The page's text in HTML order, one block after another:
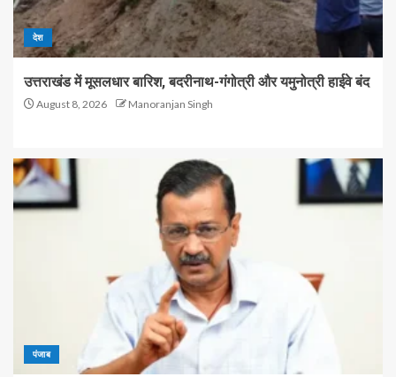
देश
उत्तराखंड में मूसलधार बारिश, बदरीनाथ-गंगोत्री और यमुनोत्री हाईवे बंद
August 8, 2026 Manoranjan Singh
पंजाब